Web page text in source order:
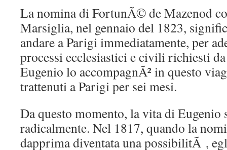
La nomina di FortunÃ© de Mazenod
Marsiglia, nel gennaio del 1823,
andare a Parigi immediatamente, per
processi ecclesiastici e civili richiesti
Eugenio lo accompagnÃ² in questo
trattenuti a Parigi per sei mesi.
Da questo momento, la vita di Eugenio
radicalmente. Nel 1817, quando la
dapprima diventata una possibilitÃ ,